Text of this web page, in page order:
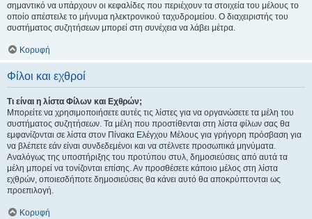
σημαντικό να υπάρχουν οι κεφαλίδες που περιέχουν τα στοιχεία του μέλους το
οποίο απέστειλε το μήνυμα ηλεκτρονικού ταχυδρομείου. Ο διαχειριστής του
συστήματος συζητήσεων μπορεί στη συνέχεια να λάβει μέτρα.
Κορυφή
Φίλοι και εχθροί
Τι είναι η λίστα Φίλων και Εχθρών;
Μπορείτε να χρησιμοποιήσετε αυτές τις λίστες για να οργανώσετε τα μέλη του
συστήματος συζητήσεων. Τα μέλη που προστίθενται στη λίστα φίλων σας θα
εμφανίζονται σε λίστα στον Πίνακα Ελέγχου Μέλους για γρήγορη πρόσβαση για
να βλέπετε εάν είναι συνδεδεμένοι και να στέλνετε προσωπικά μηνύματα.
Αναλόγως της υποστήριξης του προτύπου στυλ, δημοσιεύσεις από αυτά τα
μέλη μπορεί να τονίζονται επίσης. Αν προσθέσετε κάποιο μέλος στη λίστα
εχθρών, οποιεσδήποτε δημοσιεύσεις θα κάνει αυτό θα αποκρύπτονται ως
προεπιλογή.
Κορυφή